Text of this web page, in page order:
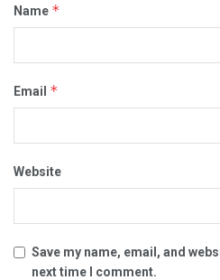
Name *
Email *
Website
Save my name, email, and
next time I comment.